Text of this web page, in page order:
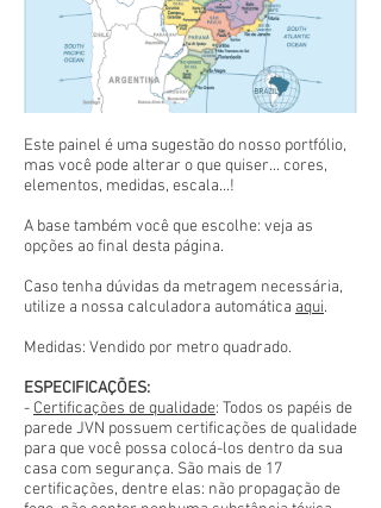
Este painel é uma sugestão do nosso portfólio,
mas você pode alterar o que quiser... cores,
elementos, medidas, escala...!
A base também você que escolhe: veja as
opções ao final desta página.
Caso tenha dúvidas da metragem necessária,
utilize a nossa calculadora automática aqui.
Medidas: Vendido por metro quadrado.
ESPECIFICAÇÕES:
- Certificações de qualidade: Todos os papéis de
parede JVN possuem certificações de qualidade
para que você possa colocá-los dentro da sua
casa com segurança. São mais de 17
certificações, dentre elas: não propagação de